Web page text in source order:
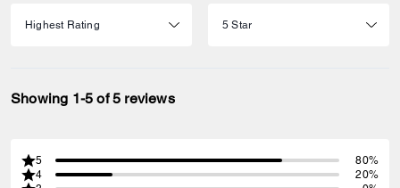
Showing 1-5 of 5 reviews
5
80%
4
20%